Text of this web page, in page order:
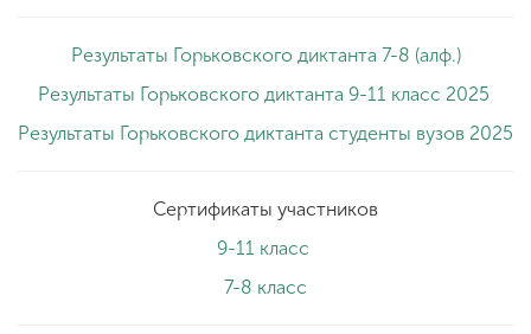
Результаты Горьковского диктанта 7-8 (алф.)
Результаты Горьковского диктанта 9-11 класс 2025
Результаты Горьковского диктанта студенты вузов 2025
Сертификаты участников
9-11 класс
7-8 класс